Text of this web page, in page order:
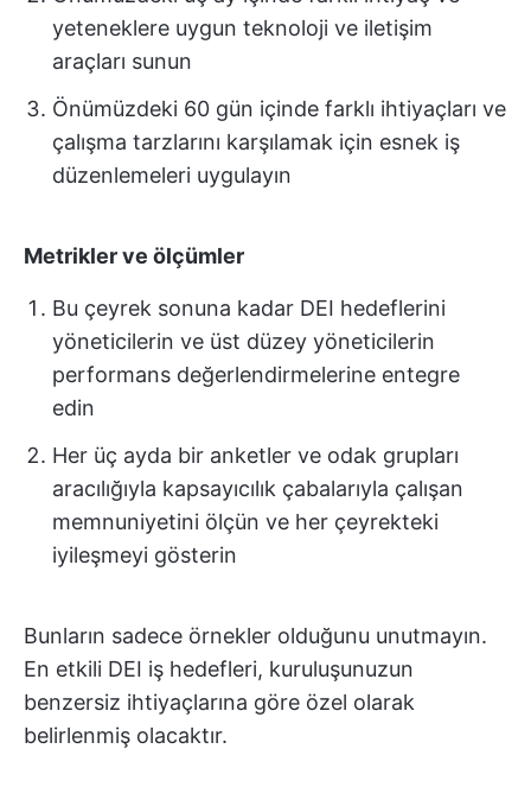
yeteneklere uygun teknoloji ve iletişim
araçları sunun
Önümüzdeki 60 gün içinde farklı ihtiyaçları ve
çalışma tarzlarını karşılamak için esnek iş
düzenlemeleri uygulayın
Metrikler ve ölçümler
Bu çeyrek sonuna kadar DEI hedeflerini
yöneticilerin ve üst düzey yöneticilerin
performans değerlendirmelerine entegre
edin
Her üç ayda bir anketler ve odak grupları
aracılığıyla kapsayıcılık çabalarıyla çalışan
memnuniyetini ölçün ve her çeyrekteki
iyileşmeyi gösterin
Bunların sadece örnekler olduğunu unutmayın.
En etkili DEI iş hedefleri, kuruluşunuzun
benzersiz ihtiyaçlarına göre özel olarak
belirlenmiş olacaktır.